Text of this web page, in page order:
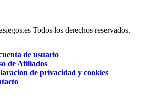
Todos los derechos reservados.
de usuario
de Afiliados
de privacidad y cookies